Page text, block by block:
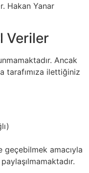
Hakan Yanar
Veriler
Ancak
tarafımıza ilettiğiniz
geçebilmek amacıyla